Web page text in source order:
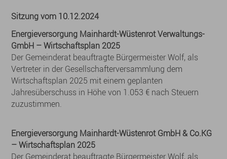
Sitzung vom 10.12.2024
Energieversorgung Mainhardt-Wüstenrot Verwaltungs-
GmbH – Wirtschaftsplan 2025
Der Gemeinderat beauftragte Bürgermeister Wolf, als
Vertreter in der Gesellschafterversammlung dem
Wirtschaftsplan 2025 mit einem geplanten
Jahresüberschuss in Höhe von 1.053 € nach Steuern
zuzustimmen.
Energieversorgung Mainhardt-Wüstenrot GmbH & Co.KG
– Wirtschaftsplan 2025
Der Gemeinderat beauftragte Bürgermeister Wolf, als